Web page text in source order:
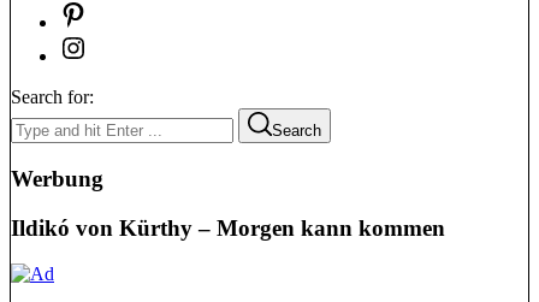
Search for:
Search
Werbung
Ildikó von Kürthy – Morgen kann kommen